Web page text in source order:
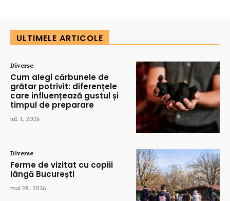
ULTIMELE ARTICOLE
Diverse
Cum alegi cărbunele de
grătar potrivit: diferențele
care influențează gustul și
timpul de preparare
iul. 1, 2026
Diverse
Ferme de vizitat cu copiii
lângă București
mai 28, 2026